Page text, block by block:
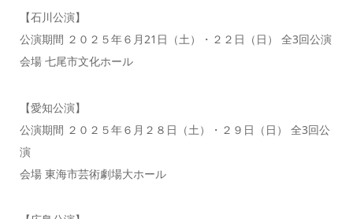
【石川公演】
公演期間 ２０２５年６月21日（土）・２２日（日） 全3回公演
会場 七尾市文化ホール
【愛知公演】
公演期間 ２０２５年６月２８日（土）・２９日（日） 全3回公
演
会場 東海市芸術劇場大ホール